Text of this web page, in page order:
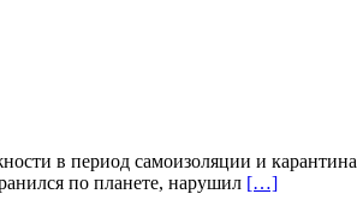
в период самоизоляции и
по планете, нарушил […]